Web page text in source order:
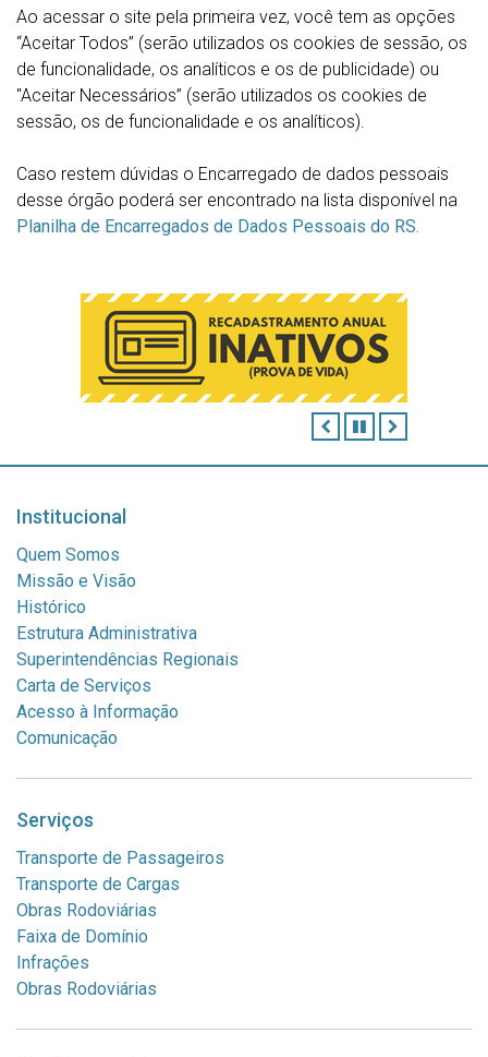
Ao acessar o site pela primeira vez, você tem as opções
“Aceitar Todos” (serão utilizados os cookies de sessão, os
de funcionalidade, os analíticos e os de publicidade) ou
"Aceitar Necessários” (serão utilizados os cookies de
sessão, os de funcionalidade e os analíticos).
Caso restem dúvidas o Encarregado de dados pessoais
desse órgão poderá ser encontrado na lista disponível na
Planilha de Encarregados de Dados Pessoais do RS.
ANTERIOR
PAUSAR
Institucional
Quem Somos
Missão e Visão
Histórico
Estrutura Administrativa
Superintendências Regionais
Carta de Serviços
Acesso à Informação
Comunicação
Serviços
Transporte de Passageiros
Transporte de Cargas
Obras Rodoviárias
Faixa de Domínio
Infrações
Obras Rodoviárias